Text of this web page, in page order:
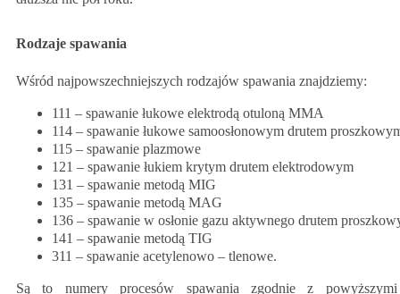
Rodzaje spawania
Wśród najpowszechniejszych rodzajów spawania znajdziemy:
111 – spawanie łukowe elektrodą otuloną MMA
114 – spawanie łukowe samoosłonowym drutem
115 – spawanie plazmowe
121 – spawanie łukiem krytym drutem elektrodowym
131 – spawanie metodą MIG
135 – spawanie metodą MAG
136 – spawanie w osłonie gazu aktywnego drutem
141 – spawanie metodą TIG
311 – spawanie acetylenowo – tlenowe.
Są to numery procesów spawania zgodnie z powyższymi